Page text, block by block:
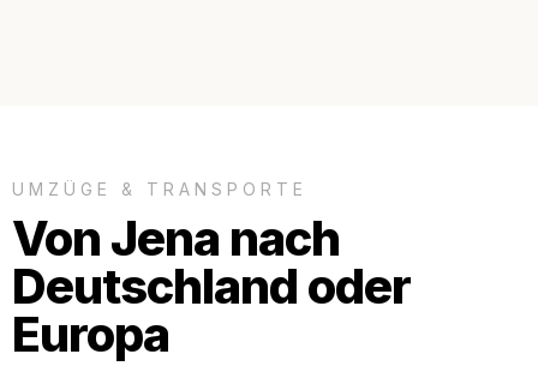
UMZÜGE & TRANSPORTE
Von Jena nach
Deutschland oder
Europa